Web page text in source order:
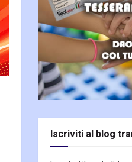
Iscriviti al blog